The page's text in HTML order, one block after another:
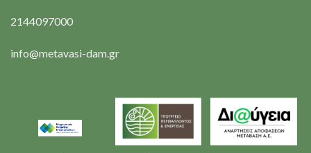
2144097000
info@metavasi-dam.gr